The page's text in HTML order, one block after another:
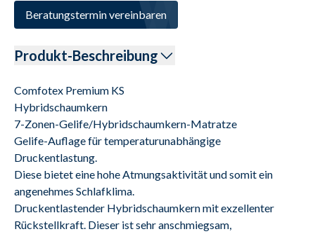
Beratungstermin vereinbaren
Produkt-Beschreibung
Comfotex Premium KS
Hybridschaumkern
7-Zonen-Gelife/Hybridschaumkern-Matratze
Gelife-Auflage für temperaturunabhängige
Druckentlastung.
Diese bietet eine hohe Atmungsaktivität und somit ein
angenehmes Schlafklima.
Druckentlastender Hybridschaumkern mit exzellenter
Rückstellkraft. Dieser ist sehr anschmiegsam,